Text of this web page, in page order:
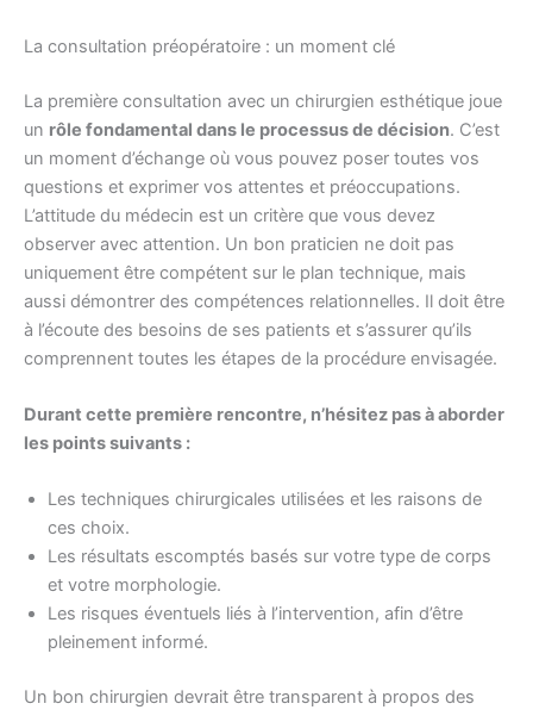
La consultation préopératoire : un moment clé
La première consultation avec un chirurgien esthétique joue
un rôle fondamental dans le processus de décision. C’est
un moment d’échange où vous pouvez poser toutes vos
questions et exprimer vos attentes et préoccupations.
L’attitude du médecin est un critère que vous devez
observer avec attention. Un bon praticien ne doit pas
uniquement être compétent sur le plan technique, mais
aussi démontrer des compétences relationnelles. Il doit être
à l’écoute des besoins de ses patients et s’assurer qu’ils
comprennent toutes les étapes de la procédure envisagée.
Durant cette première rencontre, n’hésitez pas à aborder
les points suivants :
Les techniques chirurgicales utilisées et les raisons de
ces choix.
Les résultats escomptés basés sur votre type de corps
et votre morphologie.
Les risques éventuels liés à l’intervention, afin d’être
pleinement informé.
Un bon chirurgien devrait être transparent à propos des